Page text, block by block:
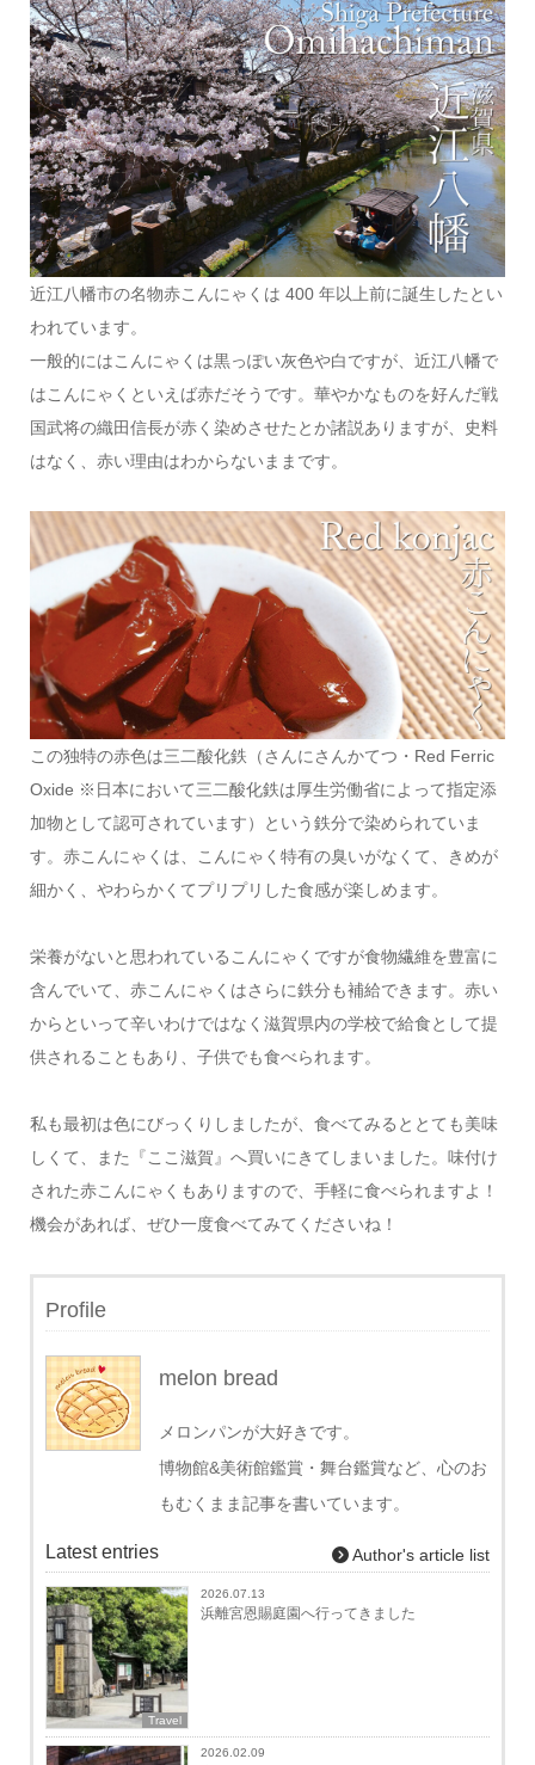
近江八幡市の名物赤こんにゃくは 400 年以上前に誕生したとい
われています。
一般的にはこんにゃくは黒っぽい灰色や白ですが、近江八幡で
はこんにゃくといえば赤だそうです。華やかなものを好んだ戦
国武将の織田信長が赤く染めさせたとか諸説ありますが、史料
はなく、赤い理由はわからないままです。
この独特の赤色は三二酸化鉄（さんにさんかてつ・Red Ferric
Oxide ※日本において三二酸化鉄は厚生労働省によって指定添
加物として認可されています）という鉄分で染められていま
す。赤こんにゃくは、こんにゃく特有の臭いがなくて、きめが
細かく、やわらかくてプリプリした食感が楽しめます。
栄養がないと思われているこんにゃくですが食物繊維を豊富に
含んでいて、赤こんにゃくはさらに鉄分も補給できます。赤い
からといって辛いわけではなく滋賀県内の学校で給食として提
供されることもあり、子供でも食べられます。
私も最初は色にびっくりしましたが、食べてみるととても美味
しくて、また『ここ滋賀』へ買いにきてしまいました。味付け
された赤こんにゃくもありますので、手軽に食べられますよ！
機会があれば、ぜひ一度食べてみてくださいね！
Profile
melon bread
メロンパンが大好きです。
博物館&美術館鑑賞・舞台鑑賞など、心のお
もむくまま記事を書いています。
Latest entries Author's article list
Travel
2026.07.13
浜離宮恩賜庭園へ行ってきました
2026.02.09